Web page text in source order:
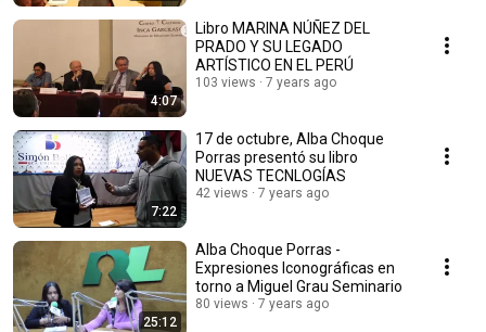
4:07
Libro MARINA NÚÑEZ DEL
PRADO Y SU LEGADO
ARTÍSTICO EN EL PERÚ
103 views 7 years ago
7:22
17 de octubre, Alba Choque
Porras presentó su libro
NUEVAS TECNLOGÍAS
42 views 7 years ago
25:12
Alba Choque Porras -
Expresiones Iconográficas en
torno a Miguel Grau Seminario
80 views 7 years ago